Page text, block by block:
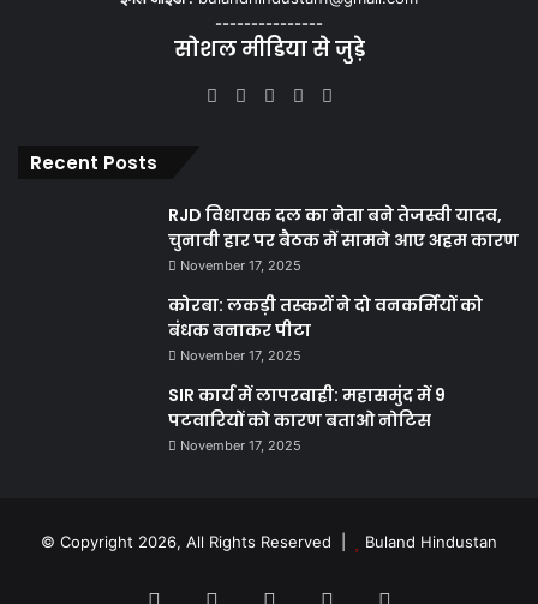
---------------
सोशल मीडिया से जुड़े
Facebook
X YouTubeInstagram
Recent Posts
RJD विधायक दल का नेता बने तेजस्वी यादव,
चुनावी हार पर बैठक में सामने आए अहम कारण
November 17, 2025
कोरबा: लकड़ी तस्करों ने दो वनकर्मियों को
बंधक बनाकर पीटा
November 17, 2025
SIR कार्य में लापरवाही: महासमुंद में 9
पटवारियों को कारण बताओ नोटिस
November 17, 2025
© Copyright 2026, All Rights Reserved | Buland Hindustan